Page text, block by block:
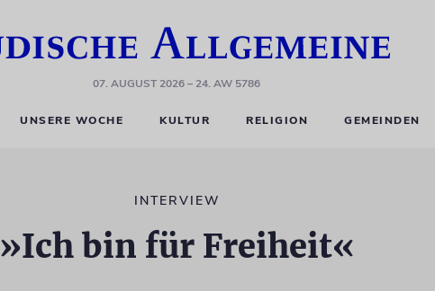
07. AUGUST 2026– 24. AW 5786
UNSERE WOCHE KULTUR RELIGION GEMEINDEN
INTERVIEW
»Ich bin für Freiheit«